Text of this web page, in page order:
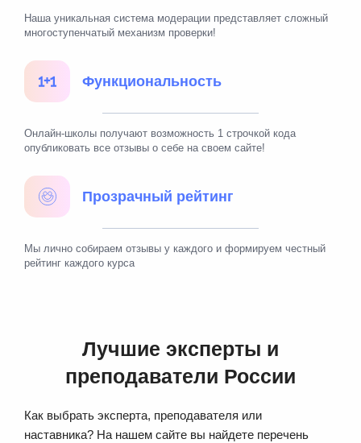
Наша уникальная система модерации представляет сложный
многоступенчатый механизм проверки!
Функциональность
Онлайн-школы получают возможность 1 строчкой кода
опубликовать все отзывы о себе на своем сайте!
Прозрачный рейтинг
Мы лично собираем отзывы у каждого и формируем честный
рейтинг каждого курса
Лучшие эксперты и
преподаватели России
Как выбрать эксперта, преподавателя или
наставника? На нашем сайте вы найдете перечень